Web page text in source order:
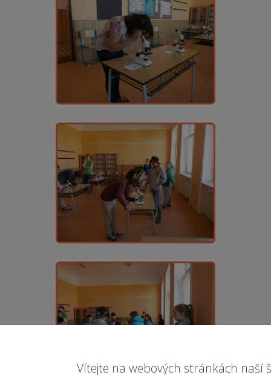
Vítejte na webových stránkách naší